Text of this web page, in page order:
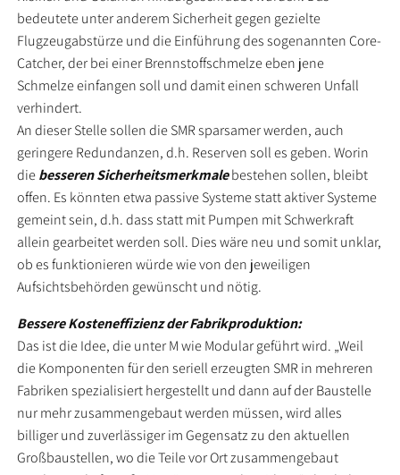
bedeutete unter anderem Sicherheit gegen gezielte
Flugzeugabstürze und die Einführung des sogenannten Core-
Catcher, der bei einer Brennstoffschmelze eben jene
Schmelze einfangen soll und damit einen schweren Unfall
verhindert.
An dieser Stelle sollen die SMR sparsamer werden, auch
geringere Redundanzen, d.h. Reserven soll es geben. Worin
diebesseren Sicherheitsmerkmalebestehen sollen, bleibt
offen. Es könnten etwa passive Systeme statt aktiver Systeme
gemeint sein, d.h. dass statt mit Pumpen mit Schwerkraft
allein gearbeitet werden soll. Dies wäre neu und somit unklar,
ob es funktionieren würde wie von den jeweiligen
Aufsichtsbehörden gewünscht und nötig.
Bessere Kosteneffizienz der Fabrikproduktion:
Das ist die Idee, die unter M wie Modular geführt wird. „Weil
die Komponenten für den seriell erzeugten SMR in mehreren
Fabriken spezialisiert hergestellt und dann auf der Baustelle
nur mehr zusammengebaut werden müssen, wird alles
billiger und zuverlässiger im Gegensatz zu den aktuellen
Großbaustellen, wo die Teile vor Ort zusammengebaut